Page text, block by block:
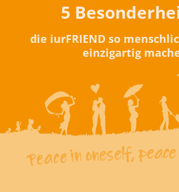
5
die iurFRIEND so
einzigartig